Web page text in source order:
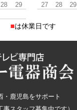
28
29
27
28 29
■は休業日です
・鹿児島をサポート